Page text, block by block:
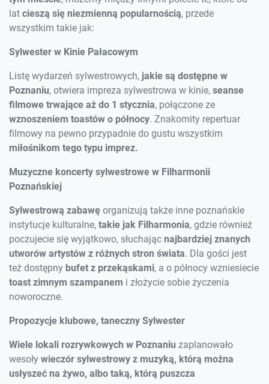
lat cieszą się niezmienną popularnością, przede
wszystkim takie jak:
Sylwester w Kinie Pałacowym
Listę wydarzeń sylwestrowych, jakie są dostępne w
Poznaniu, otwiera impreza sylwestrowa w kinie, seanse
filmowe trwające aż do 1 stycznia, połączone ze
wznoszeniem toastów o północy. Znakomity repertuar
filmowy na pewno przypadnie do gustu wszystkim
miłośnikom tego typu imprez.
Muzyczne koncerty sylwestrowe w Filharmonii
Poznańskiej
Sylwestrową zabawę organizują także inne poznańskie
instytucje kulturalne, takie jak Filharmonia, gdzie również
poczujecie się wyjątkowo, słuchając najbardziej znanych
utworów artystów z różnych stron świata. Dla gości jest
też dostępny bufet z przekąskami, a o północy wzniesiecie
toast zimnym szampanem i złożycie sobie życzenia
noworoczne.
Propozycje klubowe, taneczny Sylwester
Wiele lokali rozrywkowych w Poznaniu zaplanowało
wesoły wieczór sylwestrowy z muzyką, którą można
usłyszeć na żywo, albo taką, którą puszcza